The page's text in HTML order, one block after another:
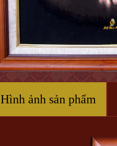
Hình ảnh sản phẩm